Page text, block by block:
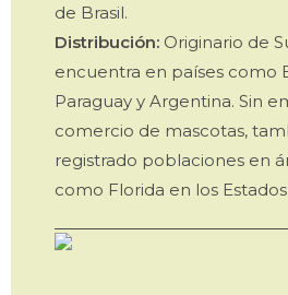
de Brasil.
Distribución: Originario de
encuentra en países como
Paraguay y Argentina. Sin
comercio de mascotas,
registrado poblaciones en
como Florida en los